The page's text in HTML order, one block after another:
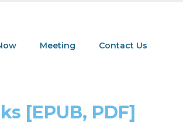
Meeting Contact Us
[EPUB, PDF]